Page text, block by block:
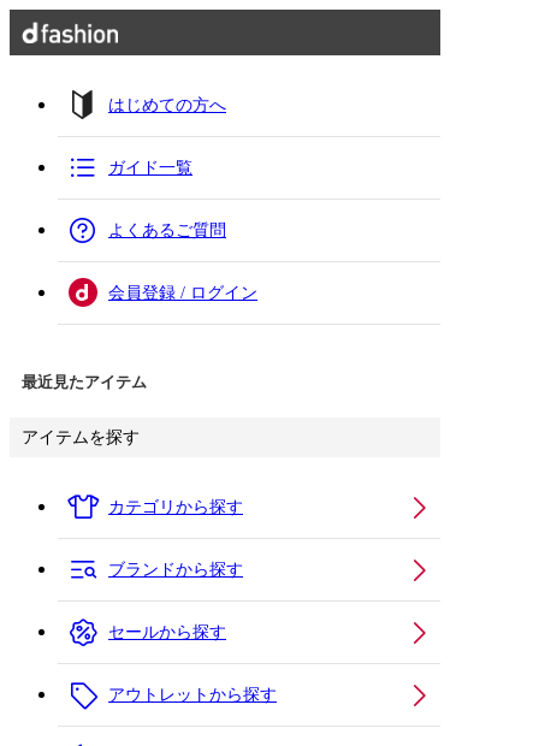
はじめての方へ
ガイド一覧
よくあるご質問
会員登録 / ログイン
最近見たアイテム
アイテムを探す
カテゴリから探す
ブランドから探す
セールから探す
アウトレットから探す